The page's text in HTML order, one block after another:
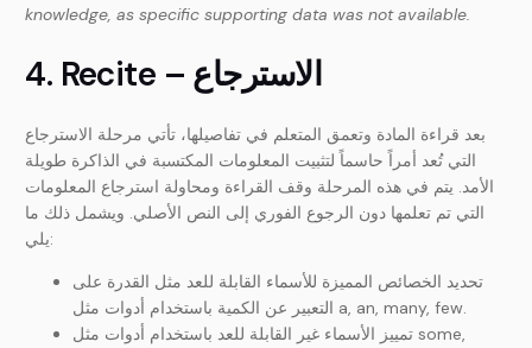
knowledge, as specific supporting data was not available.
4. Recite – الاسترجاع
بعد قراءة المادة وتعمق المتعلم في تفاصيلها، تأتي مرحلة الاسترجاع
التي تُعد أمراً حاسماً لتثبيت المعلومات المكتسبة في الذاكرة طويلة
الأمد. يتم في هذه المرحلة وقف القراءة ومحاولة استرجاع المعلومات
التي تم تعلمها دون الرجوع الفوري إلى النص الأصلي. ويشمل ذلك ما
يلي:
تحديد الخصائص المميزة للأسماء القابلة للعد مثل القدرة على
التعبير عن الكمية باستخدام أدوات مثل a, an, many, few.
تمييز الأسماء غير القابلة للعد باستخدام أدوات مثل some,